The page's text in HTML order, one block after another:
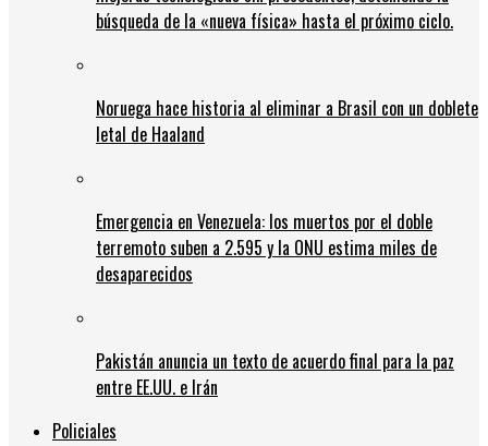
búsqueda de la «nueva física» hasta el próximo ciclo.
Noruega hace historia al eliminar a Brasil con un doblete
letal de Haaland
Emergencia en Venezuela: los muertos por el doble
terremoto suben a 2.595 y la ONU estima miles de
desaparecidos
Pakistán anuncia un texto de acuerdo final para la paz
entre EE.UU. e Irán
Policiales